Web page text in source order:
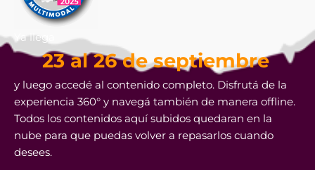
Ya llega
23 al 26 de septiembre
y luego accedé al contenido completo. Disfrutá de la
experiencia 360° y navegá también de manera offline.
Todos los contenidos aquí subidos quedaran en la
nube para que puedas volver a repasarlos cuando
desees.